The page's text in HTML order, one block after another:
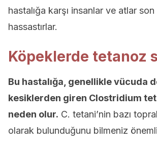
hastalığa karşı insanlar ve atlar
hassastırlar.
Köpeklerde tetanoz
Bu hastalığa, genellikle vücuda
kesiklerden giren Clostridium
neden olur. C. tetani’nin bazı
olarak bulunduğunu bilmeniz